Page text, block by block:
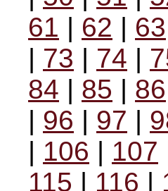
61 | 62 | 63
| 73 | 74 |
84 | 85 | 86
| 96 | 97 |
| 106 | 107
115 | 116 |